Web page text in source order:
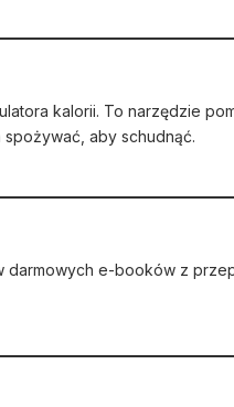
kalorii. To narzędzie
aby schudnąć.
darmowych e-booków z